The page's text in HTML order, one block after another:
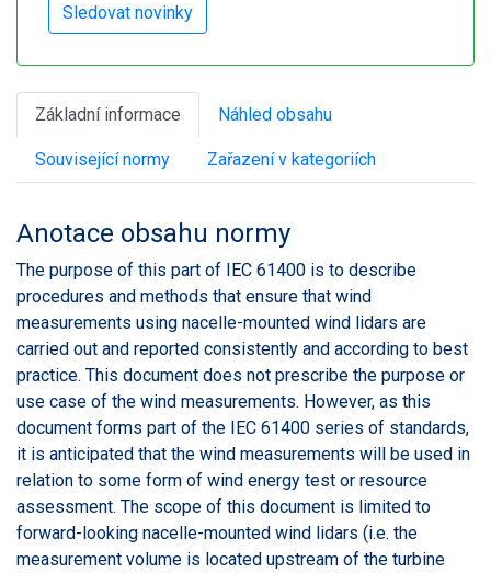
Základní informace Náhled obsahu
Související normy Zařazení v kategoriích
Anotace obsahu normy
The purpose of this part of IEC 61400 is to describe
procedures and methods that ensure that wind
measurements using nacelle-mounted wind lidars are
carried out and reported consistently and according to best
practice. This document does not prescribe the purpose or
use case of the wind measurements. However, as this
document forms part of the IEC 61400 series of standards,
it is anticipated that the wind measurements will be used in
relation to some form of wind energy test or resource
assessment. The scope of this document is limited to
forward-looking nacelle-mounted wind lidars (i.e. the
measurement volume is located upstream of the turbine